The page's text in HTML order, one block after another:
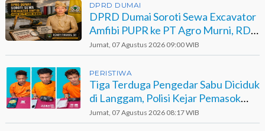
DPRD DUMAI
DPRD Dumai Soroti Sewa Excavator
Amfibi PUPR ke PT Agro Murni, RDP
Jadi Opsi
Jumat, 07 Agustus 2026 09:00 WIB
PERISTIWA
Tiga Terduga Pengedar Sabu Diciduk
di Langgam, Polisi Kejar Pemasok
Berinisial GA
Jumat, 07 Agustus 2026 08:17 WIB